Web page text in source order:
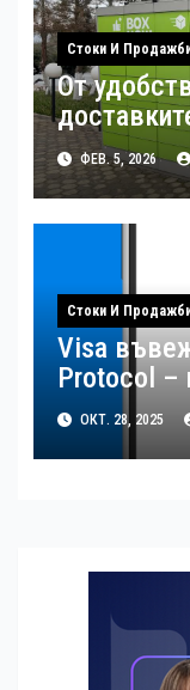
Стоки И
От
ФЕВ. 5, 2026
Стоки И
Visa
Protocol –
AIОКТ. 28, 2025